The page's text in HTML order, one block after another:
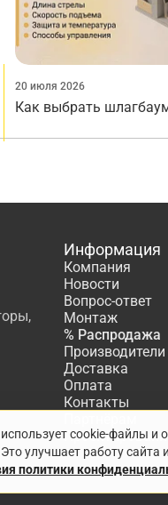
20 июля 2026
Как выбрать
Информация
Компания
Новости
Вопрос-ответ
Монтаж
% Распродажа
Производители
Доставка
Оплата
Контакты
cookie-файлы и
улучшает работу сайта
политики